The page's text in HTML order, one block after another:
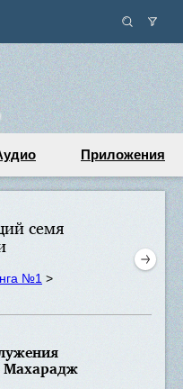
Приложения
семя
№1 >